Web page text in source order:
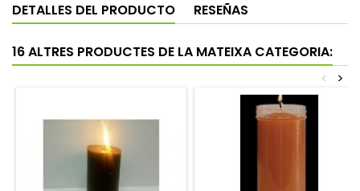
DETALLES DEL PRODUCTO RESEÑAS
16 ALTRES PRODUCTES DE LA MATEIXA CATEGORIA:
>
<